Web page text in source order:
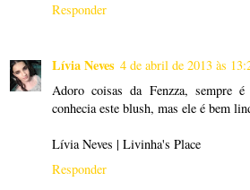
Responder
Lívia Neves 4 de abril de 2013 às
Adoro coisas da Fenzza, sempre
conhecia este blush, mas ele é bem
Lívia Neves | Livinha's Place
Responder